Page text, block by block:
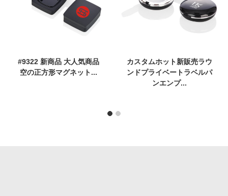
#9322 新商品 大人気商品
空の正方形マグネット...
カスタムホット新販売ラウ
ンドプライベートラベルパ
ンエンプ...